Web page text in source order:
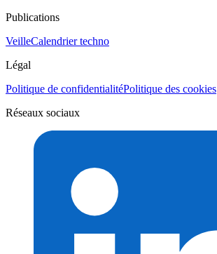
Publications
VeilleCalendrier techno
Légal
Politique de confidentialitéPolitique des cookies
Réseaux sociaux